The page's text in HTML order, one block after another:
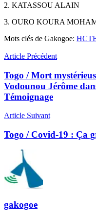
2. KATASSOU ALAIN
3. OURO KOURA
Mots clés de Gakogoe:
Article Précédent
Togo / Mort
Vodounou Jérôme
Témoignage
Article Suivant
Togo / Covid-19 : Ça
gakogoe